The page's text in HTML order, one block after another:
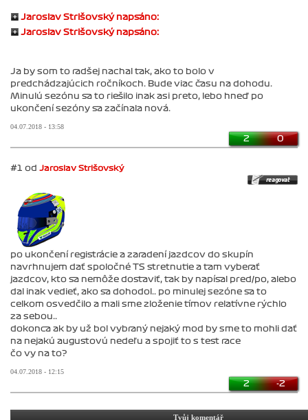
Jaroslav Strišovský napsáno:
Jaroslav Strišovský napsáno:
Ja by som to radšej nachal tak, ako to bolo v
predchádzajúcich ročníkoch. Bude viac času na dohodu.
Minulú sezónu sa to riešilo inak asi preto, lebo hneď po
ukončení sezóny sa začínala nová.
04.07.2018 - 13:58
2 0
#1 od Jaroslav Strišovský
po ukončení registrácie a zaradení jazdcov do skupín
navrhnujem dať spoločné TS stretnutie a tam vyberať
jazdcov, kto sa nemôže dostaviť, tak by napísal pred/po, alebo
dal inak vedieť, ako sa dohodol.. po minulej sezóne sa to
celkom osvedčilo a mali sme zloženie tímov relatívne rýchlo
za sebou..
dokonca ak by už bol vybraný nejaký mod by sme to mohli dať
na nejakú augustovú nedeľu a spojiť to s test race
čo vy na to?
04.07.2018 - 12:15
2 -2
Tvůj komentář